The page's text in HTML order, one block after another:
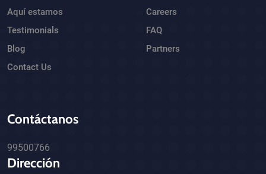
Aquí estamos
Testimonials
Blog
Contact Us
Careers
FAQ
Partners
Contáctanos
99500766
Dirección